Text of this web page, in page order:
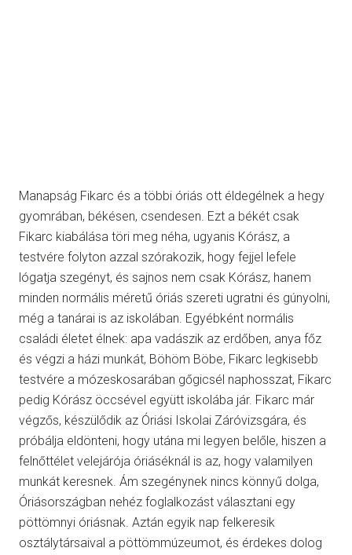
Manapság Fikarc és a többi óriás ott éldegélnek a hegy
gyomrában, békésen, csendesen. Ezt a békét csak
Fikarc kiabálása töri meg néha, ugyanis Kórász, a
testvére folyton azzal szórakozik, hogy fejjel lefele
lógatja szegényt, és sajnos nem csak Kórász, hanem
minden normális méretű óriás szereti ugratni és gúnyolni,
még a tanárai is az iskolában. Egyébként normális
családi életet élnek: apa vadászik az erdőben, anya főz
és végzi a házi munkát, Böhöm Böbe, Fikarc legkisebb
testvére a mózeskosarában gőgicsél naphosszat, Fikarc
pedig Kórász öccsével együtt iskolába jár. Fikarc már
végzős, készülődik az Óriási Iskolai Záróvizsgára, és
próbálja eldönteni, hogy utána mi legyen belőle, hiszen a
felnőttélet velejárója óriáséknál is az, hogy valamilyen
munkát keresnek. Ám szegénynek nincs könnyű dolga,
Óriásországban nehéz foglalkozást választani egy
pöttömnyi óriásnak. Aztán egyik nap felkeresik
osztálytársaival a pöttömmúzeumot, és érdekes dolog